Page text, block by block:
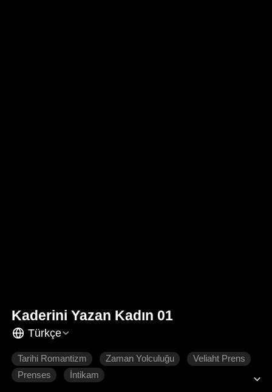
Kaderini Yazan Kadın 01
Türkçe
Tarihi Romantizm Zaman Yolculuğu
Veliaht Prens
Prenses
İntikam